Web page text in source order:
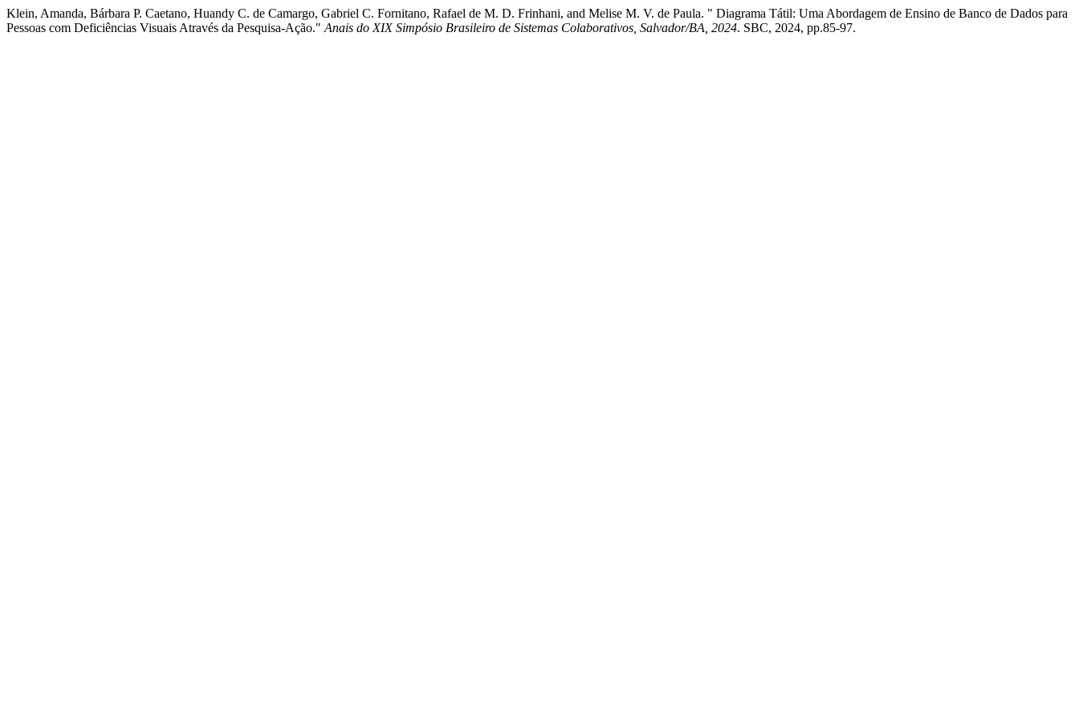
Klein, Amanda, Bárbara P. Caetano, Huandy C. de Camargo, Gabriel C. Fornitano, Rafael de M. D. Frinhani, and Melise M. V. de Paula. " Diagrama Tátil: Uma Abordagem de Ensino de Banco de Dados para
Pessoas com Deficiências Visuais Através da Pesquisa-Ação." Anais do XIX Simpósio Brasileiro de Sistemas Colaborativos, Salvador/BA, 2024. SBC, 2024, pp.85-97.